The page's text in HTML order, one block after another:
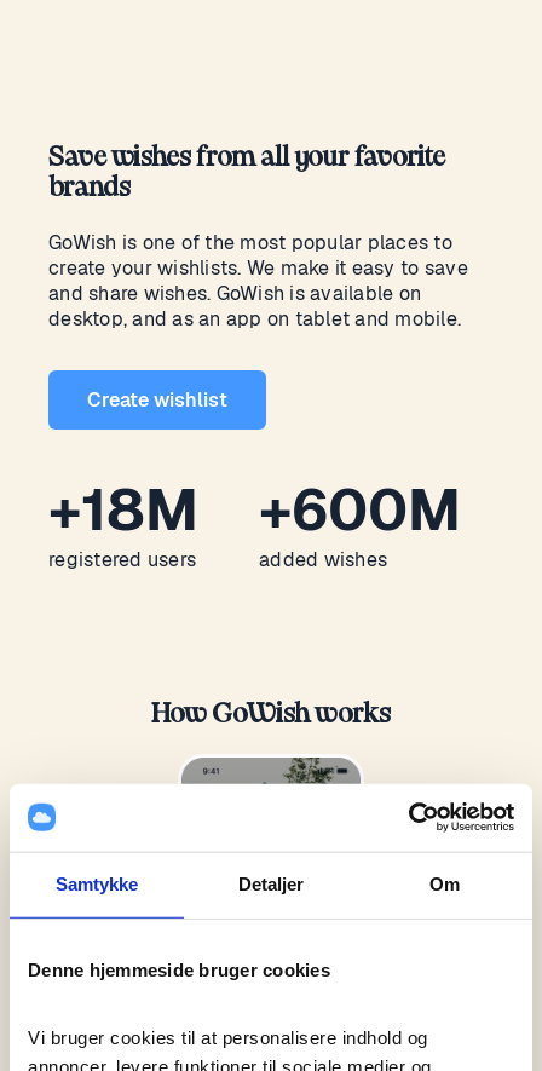
Samtykke Detaljer Om
Denne hjemmeside bruger cookies
Vi bruger cookies til at personalisere indhold og
annoncer, levere funktioner til sociale medier og
+18M
registered users
+600M
added wishes
Save wishes from all your favorite
brands
GoWish is one of the most popular places to
create your wishlists. We make it easy to save
and share wishes. GoWish is available on
desktop, and as an app on tablet and mobile.
Create wishlist
How GoWish works